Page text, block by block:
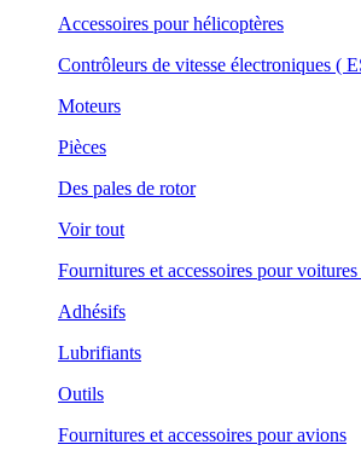
Accessoires pour hélicoptères
Contrôleurs de vitesse électroniques (
Moteurs
Pièces
Des pales de rotor
Voir tout
Fournitures et accessoires pour
Adhésifs
Lubrifiants
Outils
Fournitures et accessoires pour avions